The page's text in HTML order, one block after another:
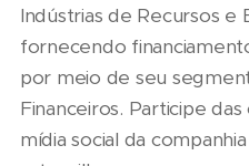
Indústrias de Recursos e
fornecendo
por meio de seu
Financeiros. Participe
mídia social da